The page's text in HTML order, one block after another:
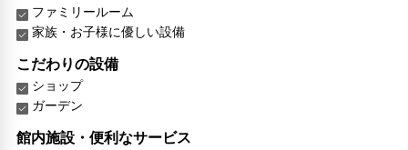
ファミリールーム
家族・お子様に優しい設備
こだわりの設備
ショップ
ガーデン
館内施設・便利なサービス